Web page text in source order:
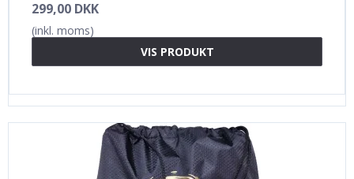
299,00 DKK
(inkl. moms)
VIS PRODUKT